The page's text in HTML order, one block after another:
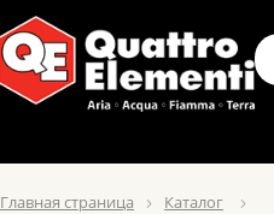
Главная страница
Каталог